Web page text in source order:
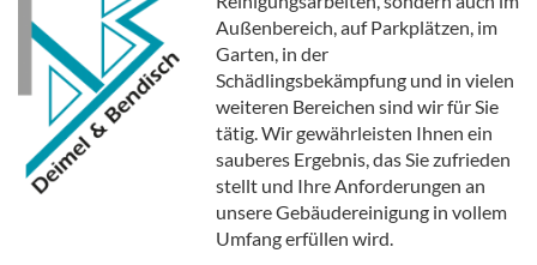
Außenbereich, auf Parkplätzen, im
Garten, in der
Schädlingsbekämpfung und in vielen
weiteren Bereichen sind wir für Sie
tätig. Wir gewährleisten Ihnen ein
sauberes Ergebnis, das Sie zufrieden
stellt und Ihre Anforderungen an
unsere Gebäudereinigung in vollem
Umfang erfüllen wird.